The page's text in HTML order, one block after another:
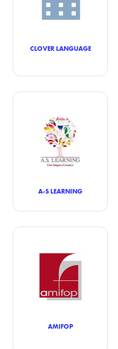
CLOVER LANGUAGE
A-S LEARNING
AMIFOP